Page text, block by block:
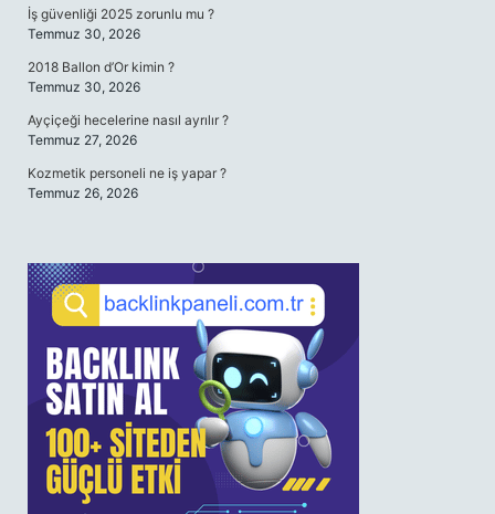
İş güvenliği 2025 zorunlu mu ?
Temmuz 30, 2026
2018 Ballon d’Or kimin ?
Temmuz 30, 2026
Ayçiçeği hecelerine nasıl ayrılır ?
Temmuz 27, 2026
Kozmetik personeli ne iş yapar ?
Temmuz 26, 2026